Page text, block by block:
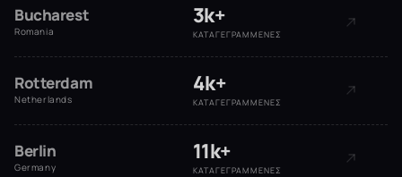
Bucharest
Romania
3k+
ΚΑΤΑΓΕΓΡΑΜΜΈΝΕΣ
Rotterdam
Netherlands
4k+
ΚΑΤΑΓΕΓΡΑΜΜΈΝΕΣ
Berlin
Germany
11k+
ΚΑΤΑΓΕΓΡΑΜΜΈΝΕΣ